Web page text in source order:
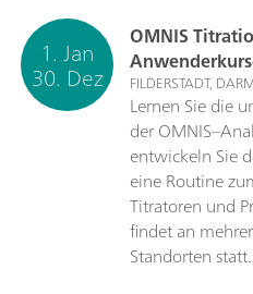
1. Jan
30. Dez
OMNIS
FILDERSTADT,
Lernen Sie die
der
entwickeln Sie
eine Routine
Titratoren und
findet an
Standorten